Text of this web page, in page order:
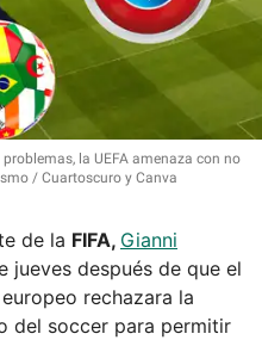
problemas, la UEFA amenaza con no
Cuartoscuro y Canva
de la FIFA, Gianni
jueves después de que el
rechazara la
del soccer para permitir